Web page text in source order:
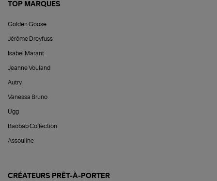
TOP MARQUES
Golden Goose
Jérôme Dreyfuss
Isabel Marant
Jeanne Vouland
Autry
Vanessa Bruno
Ugg
Baobab Collection
Assouline
CRÉATEURS PRÊT-À-PORTER